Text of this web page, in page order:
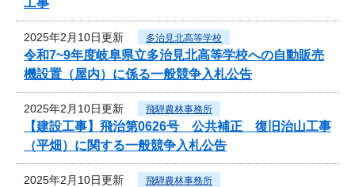
2025年2月10日更新 多治見北高等学校
令和7~9年度岐阜県立多治見北高等学校への自動販売
機設置（屋内）に係る一般競争入札公告
2025年2月10日更新 飛騨農林事務所
【建設工事】飛治第0626号 公共補正 復旧治山工事
（平畑）に関する一般競争入札公告
2025年2月10日更新 飛騨農林事務所